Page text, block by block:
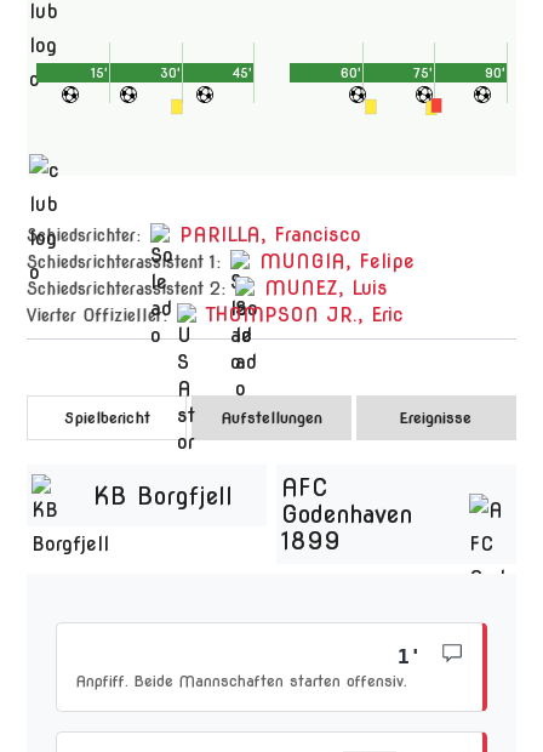
45'
15' 30' 90'
60' 75'
Schiedsrichter: PARILLA, Francisco
Schiedsrichterassistent 1: MUNGIA, Felipe
Schiedsrichterassistent 2: MUNEZ, Luis
Vierter Offizieller: THOMPSON JR., Eric
Spielbericht Aufstellungen Ereignisse
KB Borgfjell
AFC
Godenhaven
1899
1'
Anpfiff. Beide Mannschaften starten offensiv.